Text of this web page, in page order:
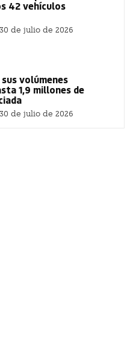
42 vehículos
30 de julio de 2026
volúmenes
1,9 millones de
30 de julio de 2026